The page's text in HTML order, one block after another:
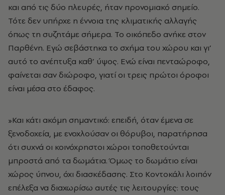
και από τις δύο πλευρές, ήταν προνομιακό σημείο.
Τότε δεν υπήρχε η έννοια της κλιματικής αλλαγής
όπως τη συζητάμε σήμερα. Το οικόπεδο ανήκε στον
Παρθένη. Εγώ σεβάστηκα το σχήμα του χώρου και γι’
αυτό το ανέπτυξα καθ’ ύψος. Ενώ είναι πενταώροφο,
φαίνεται σαν διώροφο, γιατί οι τρεις πρώτοι όροφοι
είναι μέσα στο έδαφος.
»Και κάτι ακόμη σημαντικό: επειδή, όταν έμενα σε
ξενοδοχεία, με ενοχλούσαν οι θόρυβοι, παρατήρησα
ότι συχνά οι κοινόχρηστοι χώροι τοποθετούνται
μπροστά από τα δωμάτια. Όμως το δωμάτιο είναι
χώρος ύπνου, όχι διασκέδασης. Στο Κοντοκάλι λοιπόν
επέλεξα να διαχωρίσω αυτές τις λειτουργίες: τους